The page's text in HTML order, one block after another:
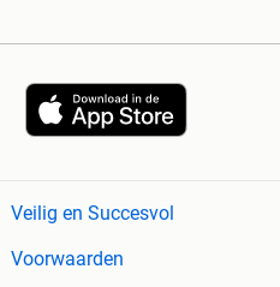
Veilig en Succesvol
Voorwaarden